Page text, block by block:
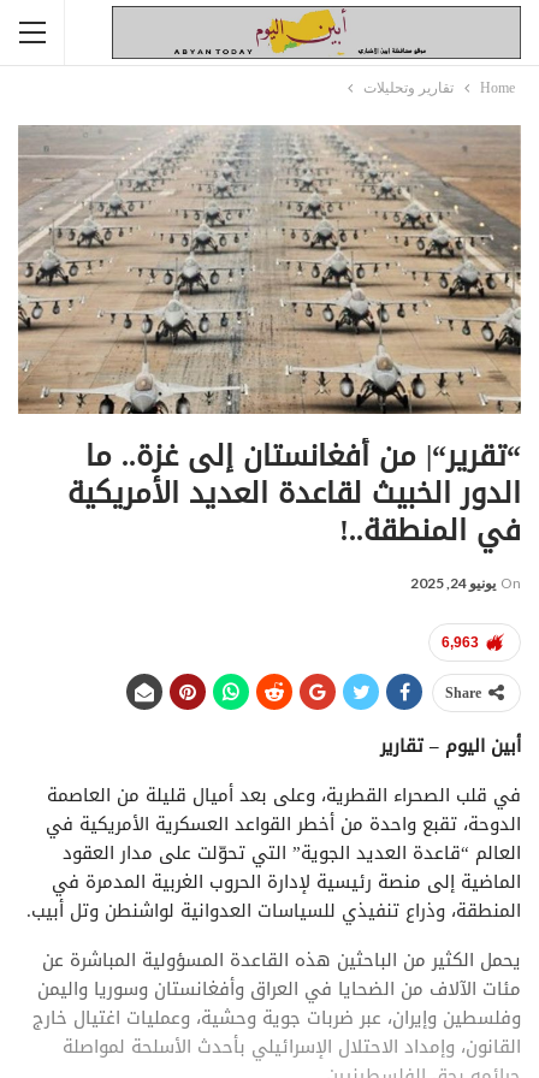
Home تقارير وتحليلات
“تقرير“| من أفغانستان إلى غزة.. ما
الدور الخبيث لقاعدة العديد الأمريكية
في المنطقة..!
On يونيو 24, 2025
6,963
Share
أبين اليوم – تقارير
في قلب الصحراء القطرية، وعلى بعد أميال قليلة من العاصمة
الدوحة، تقبع واحدة من أخطر القواعد العسكرية الأمريكية في
العالم “قاعدة العديد الجوية” التي تحوّلت على مدار العقود
الماضية إلى منصة رئيسية لإدارة الحروب الغربية المدمرة في
المنطقة، وذراع تنفيذي للسياسات العدوانية لواشنطن وتل أبيب.
يحمل الكثير من الباحثين هذه القاعدة المسؤولية المباشرة عن
مئات الآلاف من الضحايا في العراق وأفغانستان وسوريا واليمن
وفلسطين وإيران، عبر ضربات جوية وحشية، وعمليات اغتيال خارج
القانون، وإمداد الاحتلال الإسرائيلي بأحدث الأسلحة لمواصلة